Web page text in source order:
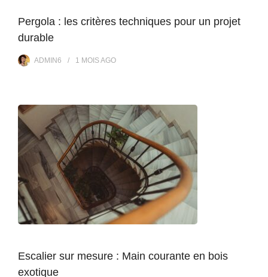
Pergola : les critères techniques pour un projet
durable
ADMIN6 1 MOISAGO
Escalier sur mesure : Main courante en bois
exotique